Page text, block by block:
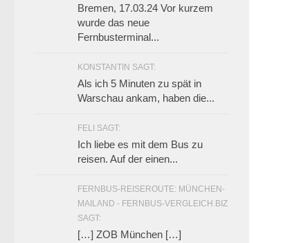
Bremen, 17.03.24 Vor kurzem
wurde das neue
Fernbusterminal...
KONSTANTIN SAGT:
Als ich 5 Minuten zu spät in
Warschau ankam, haben die...
FELI SAGT:
Ich liebe es mit dem Bus zu
reisen. Auf der einen...
FERNBUS-REISEROUTE: MÜNCHEN-
MAILAND - FERNBUS-VERGLEICH.BIZ
SAGT:
[…] ZOB München […]